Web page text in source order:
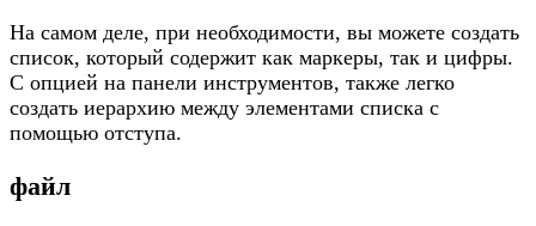
На самом деле, при необходимости, вы можете создать
список, который содержит как маркеры, так и цифры.
С опцией на панели инструментов, также легко
создать иерархию между элементами списка с
помощью отступа.
файл